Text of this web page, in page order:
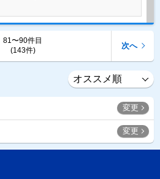
81〜90件目
(143件)
次へ
変更
変更